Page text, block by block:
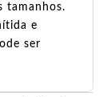
tamanhos.
e
ser